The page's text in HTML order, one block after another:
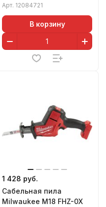
Арт. 12084721
В корзину
1 428 руб.
Сабельная пила
Milwaukee M18 FHZ-0X